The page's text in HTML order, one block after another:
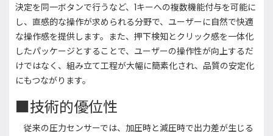
決定を同一ボタンで行うなど、1キーへの複数機能付与を可能に
し、直感的な操作が求められる分野で、ユーザーに自然で快適
な操作感を提供します。また、押下検知とクリック感を一体化
したパッケージとすることで、ユーザーの操作性が向上するだ
けではなく、組み立て工程が大幅に簡素化され、品質の安定化
にもつながります。
■技術的優位性
従来の圧力センサーでは、加圧時と減圧時で出力差が生じる